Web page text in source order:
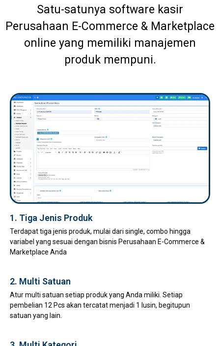
Satu-satunya software kasir
Perusahaan E-Commerce & Marketplace
online yang memiliki manajemen
produk mempuni.
1. Tiga Jenis Produk
Terdapat tiga jenis produk, mulai dari single, combo hingga
variabel yang sesuai dengan bisnis Perusahaan E-Commerce &
Marketplace Anda
2. Multi Satuan
Atur multi satuan setiap produk yang Anda miliki. Setiap
pembelian 12 Pcs akan tercatat menjadi 1 lusin, begitupun
satuan yang lain.